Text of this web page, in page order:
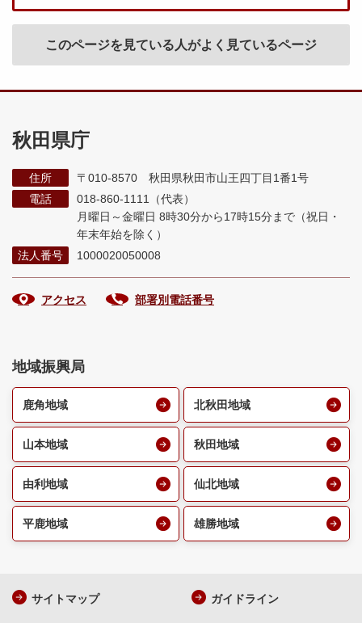
このページを見ている人がよく見ているページ
秋田県庁
住所
〒010-8570 秋田県秋田市山王四丁目1番1号
電話
018-860-1111（代表）
月曜日～金曜日 8時30分から17時15分まで （祝日・
年末年始を除く）
法人番号
1000020050008
アクセス 部署別電話番号
地域振興局
鹿角地域 北秋田地域
山本地域 秋田地域
由利地域 仙北地域
平鹿地域 雄勝地域
サイトマップ ガイドライン